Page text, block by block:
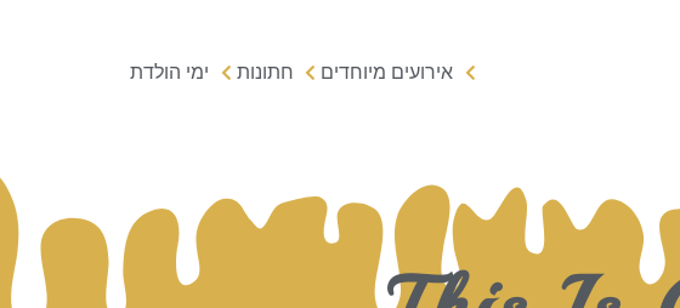
אירועים מיוחדים חתונות ימי הולדת